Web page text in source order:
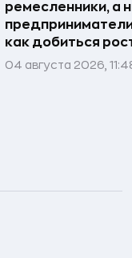
ремесленники, а
как добиться
04 августа 2026,